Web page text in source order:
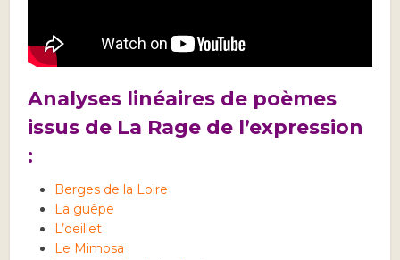
Analyses linéaires de poèmes
issus de La Rage de l’expression
:
Berges de la Loire
La guêpe
L’oeillet
Le Mimosa